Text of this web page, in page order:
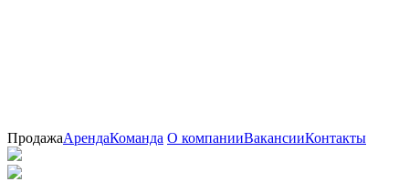
ПродажаАрендаКоманда О компанииВакансииКонтакты